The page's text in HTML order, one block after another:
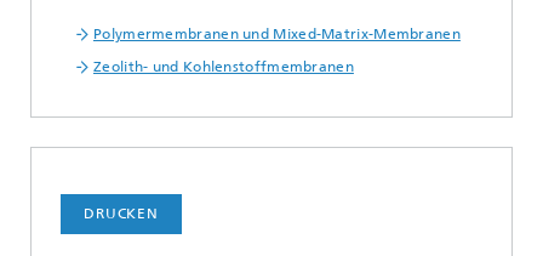
Polymermembranen und Mixed-Matrix-Membranen
Zeolith- und Kohlenstoffmembranen
DRUCKEN